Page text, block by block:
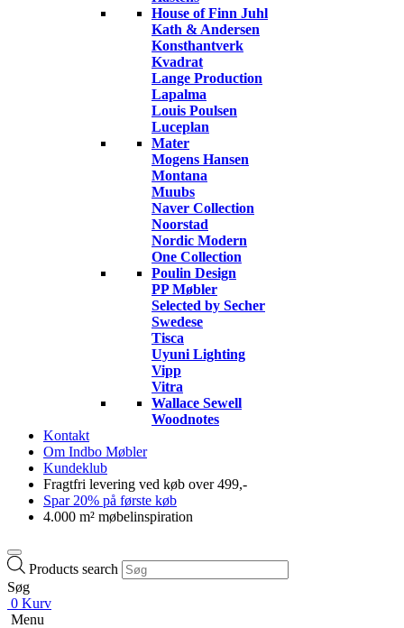
House of Finn Juhl
Kath & Andersen
Konsthantverk
Kvadrat
Lange Production
Lapalma
Louis Poulsen
Luceplan
Mater
Mogens Hansen
Montana
Muubs
Naver Collection
Noorstad
Nordic Modern
One Collection
Poulin Design
PP Møbler
Selected by Secher
Swedese
Tisca
Uyuni Lighting
Vipp
Vitra
Wallace Sewell
Woodnotes
Kontakt
Om Indbo Møbler
Kundeklub
Fragtfri levering ved køb over 499,-
Spar 20% på første køb
4.000 m² møbelinspiration
Products search
Søg
0 Kurv
Menu